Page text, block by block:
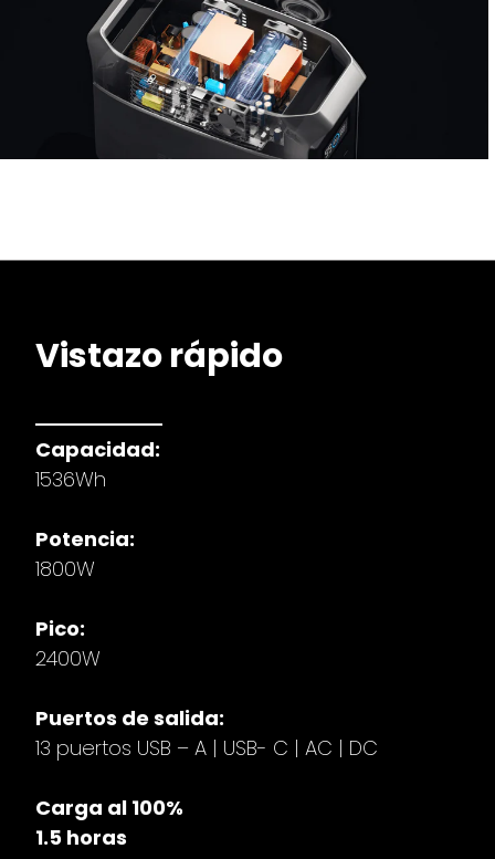
Vistazo rápido
Capacidad:
1536Wh
Potencia:
1800W
Pico:
2400W
Puertos de salida:
13 puertos USB – A | USB- C | AC | DC
Carga al 100%
1.5 horas